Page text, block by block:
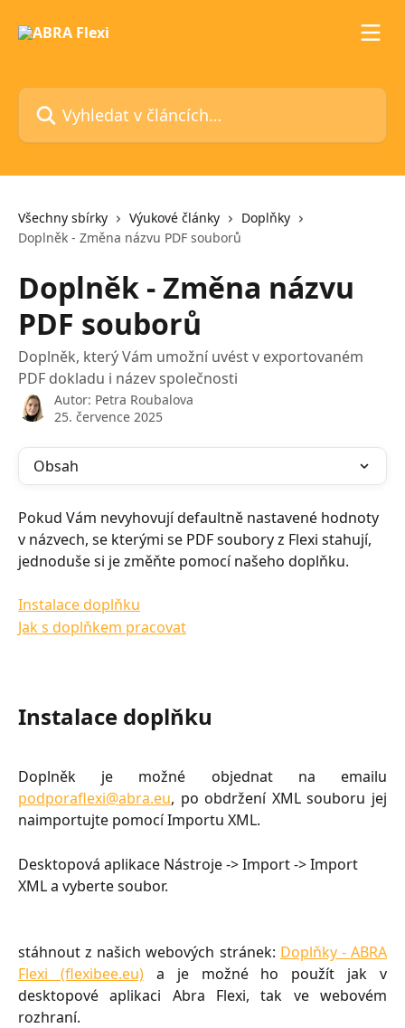
Vyhledat v článcích…
Všechny sbírky Výukové články
Doplňky
Doplněk - Změna názvu PDF souborů
Doplněk - Změna názvu
PDF souborů
Doplněk, který Vám umožní uvést v exportovaném
PDF dokladu i název společnosti
Autor: Petra Roubalova
25. července 2025
Obsah
Pokud Vám nevyhovují defaultně nastavené hodnoty
v názvech, se kterými se PDF soubory z Flexi stahují,
jednoduše si je změňte pomocí našeho doplňku.
Instalace doplňku
Jak s doplňkem pracovat
Instalace doplňku
Doplněk je možné objednat na emailu
podporaflexi@abra.eu, po obdržení XML souboru jej
naimportujte pomocí Importu XML.
Desktopová aplikace Nástroje -> Import -> Import
XML a vyberte soubor.
stáhnout z našich webových stránek: Doplňky - ABRA
Flexi (flexibee.eu)a je možné ho použít jak v
desktopové aplikaci Abra Flexi, tak ve webovém
rozhraní.